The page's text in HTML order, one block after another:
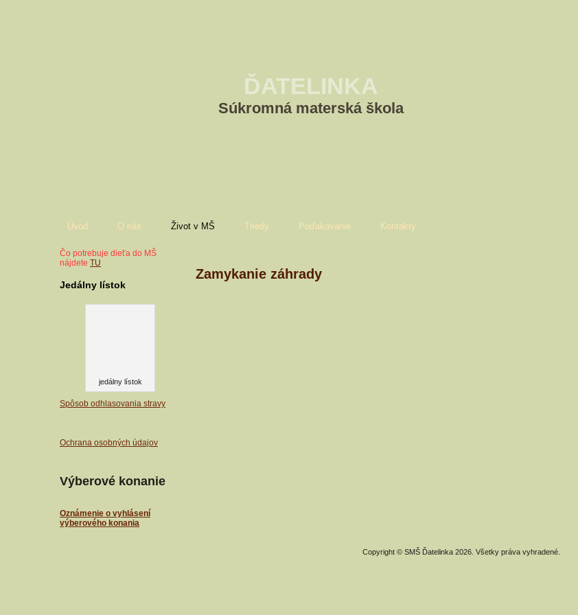
ĎATELINKA
Súkromná materská škola
Úvod O nás Život v MŠ Triedy Poďakovanie Kontakty
Čo potrebuje dieťa do MŠ
nájdete TU
Jedálny lístok
jedálny lístok
Spôsob odhlasovania stravy
Ochrana osobných údajov
Výberové konanie
Oznámenie o vyhlásení
výberového konania
Zamykanie záhrady
Copyright © SMŠ Ďatelinka 2026. Všetky práva vyhradené.